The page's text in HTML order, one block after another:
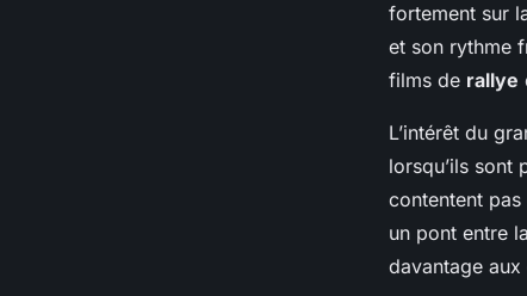
fortement sur
et son rythme
films de rallye
L’intérêt du
lorsqu’ils sont
contentent
un pont entre
davantage aux